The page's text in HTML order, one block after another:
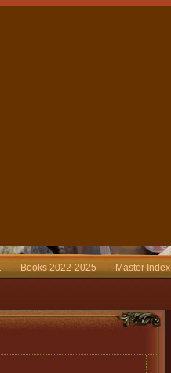
Books 2022-2025 Master Index